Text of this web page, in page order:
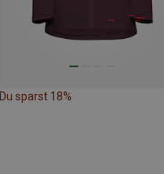
Du sparst 18%